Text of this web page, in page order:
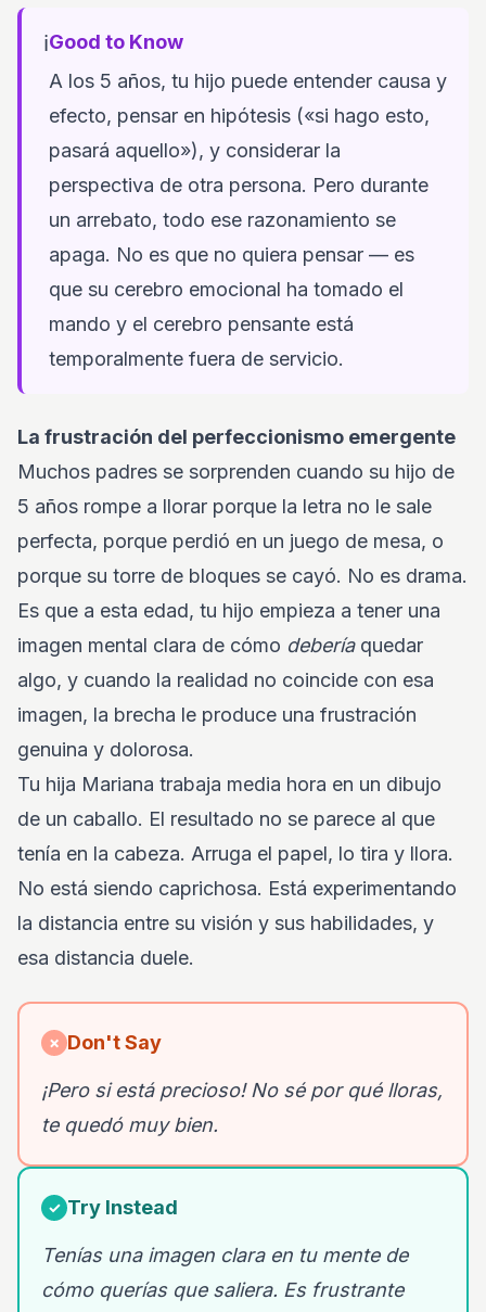
ℹ️Good to Know
A los 5 años, tu hijo puede entender causa y
efecto, pensar en hipótesis («si hago esto,
pasará aquello»), y considerar la
perspectiva de otra persona. Pero durante
un arrebato, todo ese razonamiento se
apaga. No es que no quiera pensar — es
que su cerebro emocional ha tomado el
mando y el cerebro pensante está
temporalmente fuera de servicio.
La frustración del perfeccionismo emergente
Muchos padres se sorprenden cuando su hijo de
5 años rompe a llorar porque la letra no le sale
perfecta, porque perdió en un juego de mesa, o
porque su torre de bloques se cayó. No es drama.
Es que a esta edad, tu hijo empieza a tener una
imagen mental clara de cómo deberíaquedar
algo, y cuando la realidad no coincide con esa
imagen, la brecha le produce una frustración
genuina y dolorosa.
Tu hija Mariana trabaja media hora en un dibujo
de un caballo. El resultado no se parece al que
tenía en la cabeza. Arruga el papel, lo tira y llora.
No está siendo caprichosa. Está experimentando
la distancia entre su visión y sus habilidades, y
esa distancia duele.
✗ Don't Say
¡Pero si está precioso! No sé por qué lloras,
te quedó muy bien.
✓ Try Instead
Tenías una imagen clara en tu mente de
cómo querías que saliera. Es frustrante